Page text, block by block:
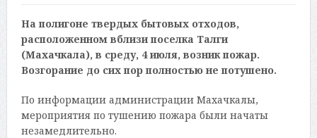
На полигоне твердых бытовых отходов,
расположенном вблизи поселка Талги
(Махачкала), в среду, 4 июля, возник пожар.
Возгорание до сих пор полностью не потушено.
По информации администрации Махачкалы,
мероприятия по тушению пожара были начаты
незамедлительно.